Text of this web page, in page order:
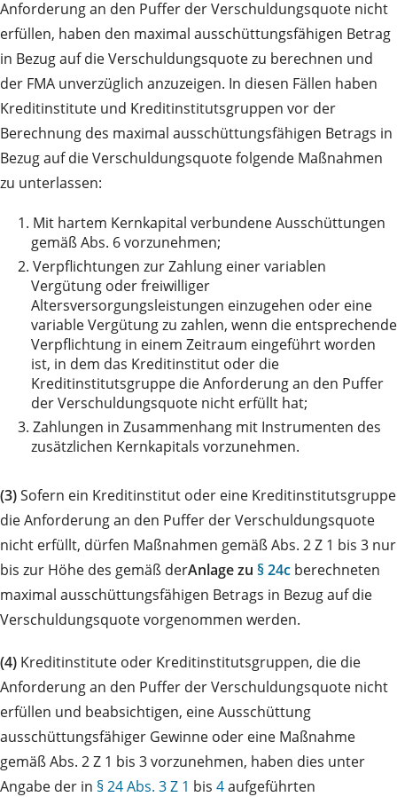
Anforderung an den Puffer der Verschuldungsquote nicht
erfüllen, haben den maximal ausschüttungsfähigen Betrag
in Bezug auf die Verschuldungsquote zu berechnen und
der FMA unverzüglich anzuzeigen. In diesen Fällen haben
Kreditinstitute und Kreditinstitutsgruppen vor der
Berechnung des maximal ausschüttungsfähigen Betrags in
Bezug auf die Verschuldungsquote folgende Maßnahmen
zu unterlassen:
1. Mit hartem Kernkapital verbundene Ausschüttungen
gemäß Abs. 6 vorzunehmen;
2. Verpflichtungen zur Zahlung einer variablen
Vergütung oder freiwilliger
Altersversorgungsleistungen einzugehen oder eine
variable Vergütung zu zahlen, wenn die entsprechende
Verpflichtung in einem Zeitraum eingeführt worden
ist, in dem das Kreditinstitut oder die
Kreditinstitutsgruppe die Anforderung an den Puffer
der Verschuldungsquote nicht erfüllt hat;
3. Zahlungen in Zusammenhang mit Instrumenten des
zusätzlichen Kernkapitals vorzunehmen.
(3)Sofern ein Kreditinstitut oder eine Kreditinstitutsgruppe
die Anforderung an den Puffer der Verschuldungsquote
nicht erfüllt, dürfen Maßnahmen gemäß Abs. 2 Z 1 bis 3 nur
bis zur Höhe des gemäß derAnlage zu § 24c berechneten
maximal ausschüttungsfähigen Betrags in Bezug auf die
Verschuldungsquote vorgenommen werden.
(4) Kreditinstitute oder Kreditinstitutsgruppen, die die
Anforderung an den Puffer der Verschuldungsquote nicht
erfüllen und beabsichtigen, eine Ausschüttung
ausschüttungsfähiger Gewinne oder eine Maßnahme
gemäß Abs. 2 Z 1 bis 3 vorzunehmen, haben dies unter
Angabe der in § 24 Abs. 3 Z 1 bis 4aufgeführten